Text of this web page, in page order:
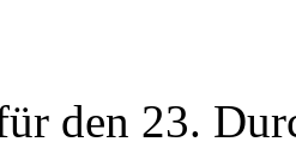
den 23.